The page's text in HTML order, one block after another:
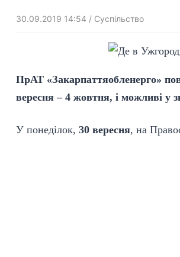
30.09.2019 14:54 / Суспільство
ПрАТ «Закарпаттяобленерго»
вересня – 4 жовтня, і можливі у
У понеділок, 30 вересня, на